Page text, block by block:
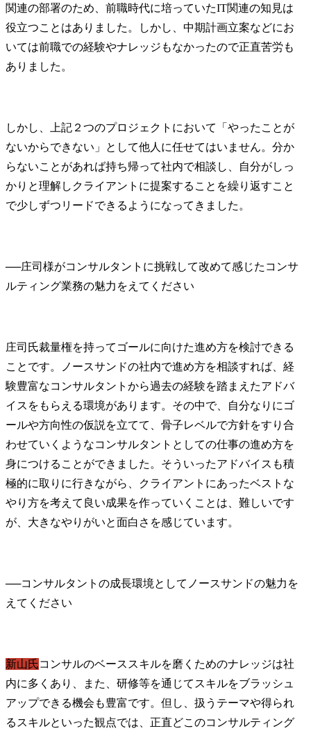
関連の部署のため、前職時代に培っていたIT関連の知見は
役立つことはありました。しかし、中期計画立案などにお
いては前職での経験やナレッジもなかったので正直苦労も
ありました。
しかし、上記２つのプロジェクトにおいて「やったことが
ないからできない」として他人に任せてはいません。分か
らないことがあれば持ち帰って社内で相談し、自分がしっ
かりと理解しクライアントに提案することを繰り返すこと
で少しずつリードできるようになってきました。
──庄司様がコンサルタントに挑戦して改めて感じたコンサ
庄司氏裁量権を持ってゴールに向けた進め方を検討できる
ことです。ノースサンドの社内で進め方を相談すれば、経
験豊富なコンサルタントから過去の経験を踏まえたアドバ
イスをもらえる環境があります。その中で、自分なりにゴ
ールや方向性の仮説を立てて、骨子レベルで方針をすり合
わせていくようなコンサルタントとしての仕事の進め方を
身につけることができました。そういったアドバイスも積
極的に取りに行きながら、クライアントにあったベストな
やり方を考えて良い成果を作っていくことは、難しいです
が、大きなやりがいと面白さを感じています。
──コンサルタントの成長環境としてノースサンドの魅力を
新山氏コンサルのベーススキルを磨くためのナレッジは社
内に多くあり、また、研修等を通じてスキルをブラッシュ
アップできる機会も豊富です。但し、扱うテーマや得られ
るスキルといった観点では、正直どこのコンサルティング